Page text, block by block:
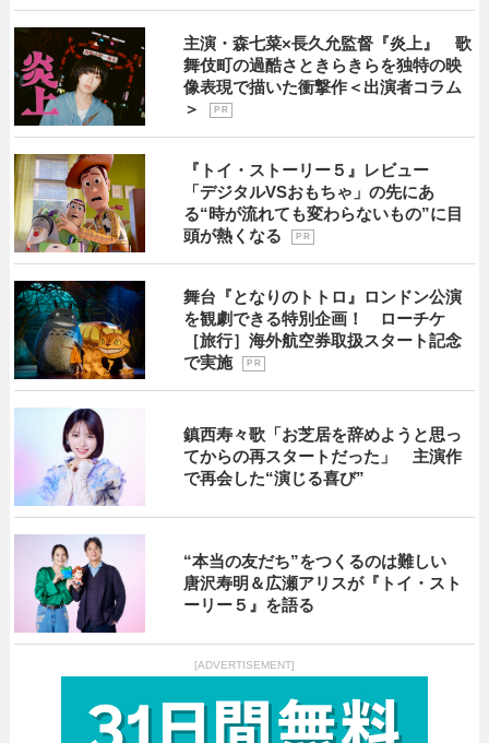
主演・森七菜×長久允監督『炎上』 歌
舞伎町の過酷さときらきらを独特の映
像表現で描いた衝撃作＜出演者コラム
＞
P R
『トイ・ストーリー５』レビュー
「デジタルVSおもちゃ」の先にあ
る“時が流れても変わらないもの”に目
頭が熱くなる
P R
舞台『となりのトトロ』ロンドン公演
を観劇できる特別企画！ ローチケ
［旅行］海外航空券取扱スタート記念
で実施
P R
鎮西寿々歌「お芝居を辞めようと思っ
てからの再スタートだった」 主演作
で再会した“演じる喜び”
“本当の友だち”をつくるのは難しい
唐沢寿明＆広瀬アリスが『トイ・スト
ーリー５』を語る
[ADVERTISEMENT]